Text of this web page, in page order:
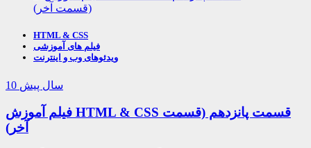
HTML & CSS
فیلم های آموزشی
ویدئوهای وب و اینترنت
10 سال پیش
فیلم آموزش HTML & CSS قسمت پانزدهم (قسمت
آخر)